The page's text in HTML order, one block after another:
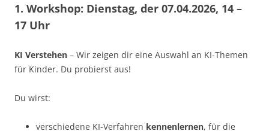
1. Workshop: Dienstag, der 07.04.2026, 14 –
17 Uhr
KI Verstehen – Wir zeigen dir eine Auswahl an KI-Themen
für Kinder. Du probierst aus!
Du wirst:
verschiedene KI-Verfahren kennenlernen, für die